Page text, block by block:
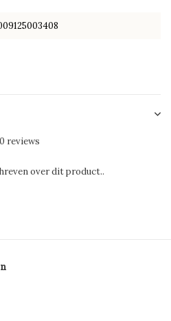
reviews
over dit product..